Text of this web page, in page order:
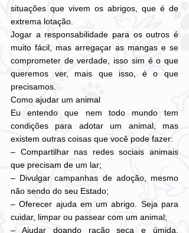
situações que vivem os abrigos, que é de
extrema lotação.
Jogar a responsabilidade para os outros é
muito fácil, mas arregaçar as mangas e se
comprometer de verdade, isso sim é o que
queremos ver, mais que isso, é o que
precisamos.
Como ajudar um animal
Eu entendo que nem todo mundo tem
condições para adotar um animal, mas
existem outras coisas que você pode fazer:
– Compartilhar nas redes sociais animais
que precisam de um lar;
– Divulgar campanhas de adoção, mesmo
não sendo do seu Estado;
– Oferecer ajuda em um abrigo. Seja para
cuidar, limpar ou passear com um animal;
– Ajudar doando ração seca e úmida,